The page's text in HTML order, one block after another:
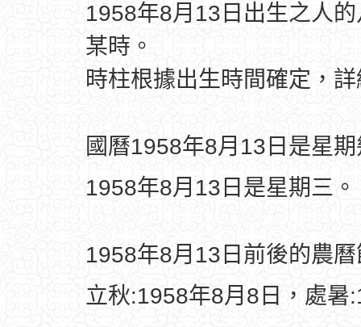
1958年8月13日出生之人
某時。
時柱根據出生時間確定，
國曆1958年8月13日是星
1958年8月13日是星期三。
1958年8月13日前後的農
立秋:1958年8月8日，處暑